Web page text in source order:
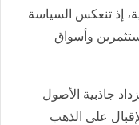
إذ تنعكس السياسة
وأسواق
جاذبية الأصول
على الذهب